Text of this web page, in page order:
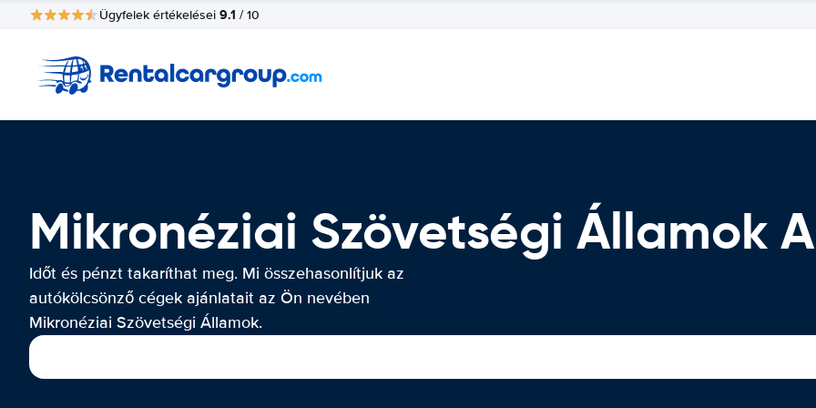
Ügyfelek értékelései 9.1 / 10
Mikronéziai Szövetségi Államok
Időt és pénzt takaríthat meg. Mi összehasonlítjuk az
autókölcsönző cégek ajánlatait az Ön nevében
Mikronéziai Szövetségi Államok.